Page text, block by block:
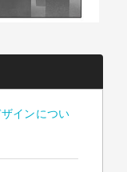
インについ